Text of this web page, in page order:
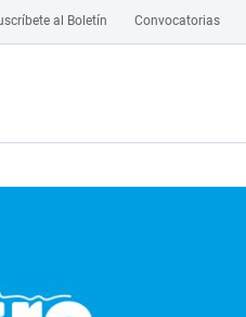
al Boletín Convocatorias